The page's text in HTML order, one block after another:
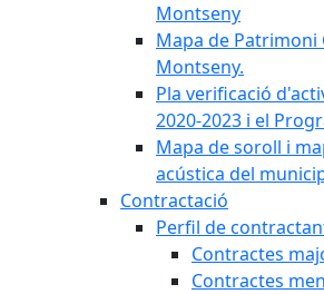
Montseny
Mapa de Patrimoni
Montseny.
Pla verificació
2020-2023 i el
Mapa de soroll i
acústica del
Contractació
Perfil de
Contractes
Contractes